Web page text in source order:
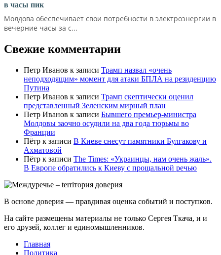
в часы пик
Молдова обеспечивает свои потребности в электроэнергии в
вечерние часы за с...
Свежие комментарии
Петр Иванов к записи Трамп назвал «очень
неподходящим» момент для атаки БПЛА на резиденцию
Путина
Петр Иванов к записи Трамп скептически оценил
представленный Зеленским мирный план
Петр Иванов к записи Бывшего премьер-министра
Молдовы заочно осудили на два года тюрьмы во
Франции
Пётр к записи В Киеве снесут памятники Булгакову и
Ахматовой
Пётр к записи Тhe Times: «Украинцы, нам очень жаль».
В Европе обратились к Киеву с прощальной речью
В основе доверия — правдивая оценка событий и поступков.
На сайте размещены материалы не только Сергея Ткача, и и
его друзей, коллег и единомышленников.
Главная
Политика